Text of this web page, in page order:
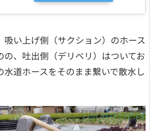
吸い上げ側（サクション）のホース
の、吐出側（デリベリ）はついてお
水道ホースをそのまま繋いで散水し